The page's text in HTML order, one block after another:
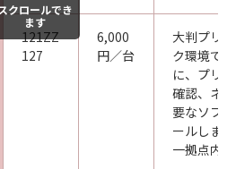
121ZZ
127
6,000
円／台
大判プリ
ク環境で
に、プリ
確認、ネ
要なソフ
ールしま
一拠点内
スクロールでき
ます